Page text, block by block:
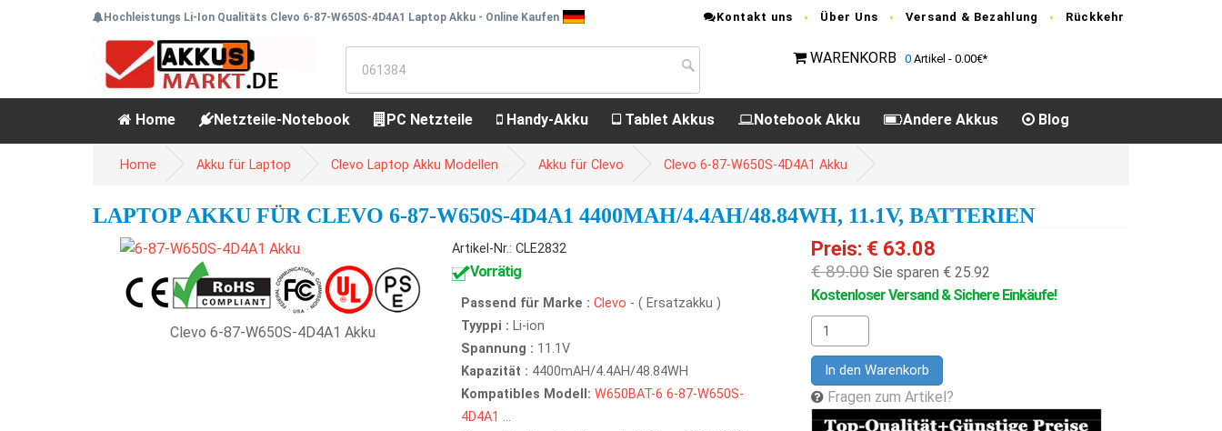
Hochleistungs Li-Ion Qualitäts Clevo 6-87-W650S-4D4A1 Laptop Akku - Online Kaufen Kontakt uns Über Uns Versand & Bezahlung Rückkehr
WARENKORB 0 Artikel - 0.00€*
Home Netzteile-Notebook PC Netzteile Handy-Akku Tablet Akkus Notebook Akku Andere Akkus Blog
Home Akku für Laptop Clevo Laptop Akku Modellen Akku für Clevo Clevo 6-87-W650S-4D4A1 Akku
LAPTOP AKKU FÜR CLEVO 6-87-W650S-4D4A1 4400MAH/4.4AH/48.84WH, 11.1V, BATTERIEN
Clevo 6-87-W650S-4D4A1 Akku
Artikel-Nr.: CLE2832
Vorrätig
Passend für Marke : Clevo - ( Ersatzakku )
Tyyppi : Li-ion
Spannung : 11.1V
Kapazität : 4400mAH/4.4AH/48.84WH
Kompatibles Modell: W650BAT-6 6-87-W650S-
4D4A1 ...
Preis: € 63.08
€ 89.00 Sie sparen € 25.92
Kostenloser Versand & Sichere Einkäufe!
In den Warenkorb
Fragen zum Artikel?